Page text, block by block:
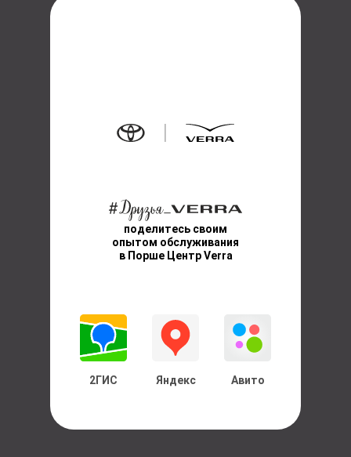
поделитесь своим
опытом обслуживания
в Порше Центр Verra
2ГИС Яндекс Авито